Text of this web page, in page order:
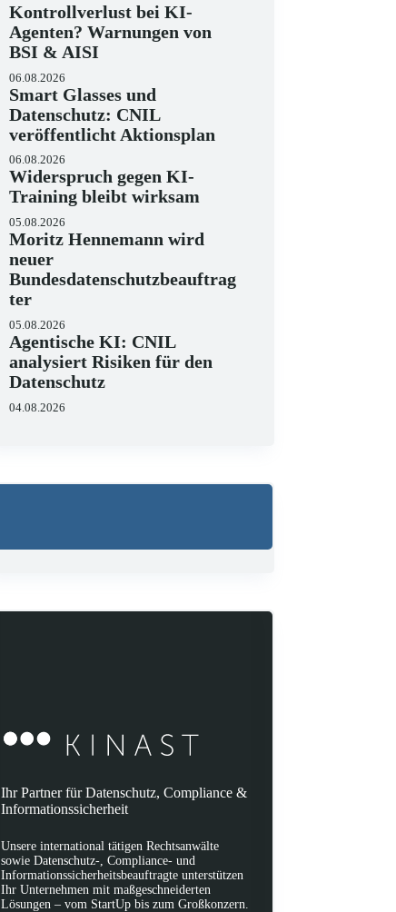
Kontrollverlust bei KI-
Agenten? Warnungen von
BSI & AISI
06.08.2026
Smart Glasses und
Datenschutz: CNIL
veröffentlicht Aktionsplan
06.08.2026
Widerspruch gegen KI-
Training bleibt wirksam
05.08.2026
Moritz Hennemann wird
neuer
Bundesdatenschutzbeauftrag
ter
05.08.2026
Agentische KI: CNIL
analysiert Risiken für den
Datenschutz
04.08.2026
Ihr Partner für Datenschutz, Compliance &
Informationssicherheit
Unsere international tätigen Rechtsanwälte
sowie Datenschutz-, Compliance- und
Informationssicherheitsbeauftragte unterstützen
Ihr Unternehmen mit maßgeschneiderten
Lösungen – vom StartUp bis zum Großkonzern.